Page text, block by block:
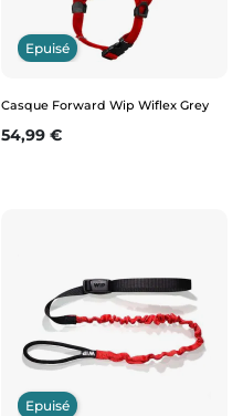
Epuisé
Casque Forward Wip Wiflex Grey
Prix
54,99 €
Epuisé